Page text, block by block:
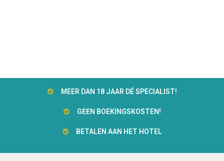
MEER DAN 18 JAAR DÉ SPECIALIST!
GĖĖN BOEKINGSKOSTEN!
BETALEN AAN HET HOTEL